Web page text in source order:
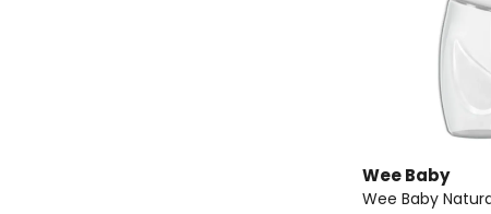
Wee Baby
Wee Baby